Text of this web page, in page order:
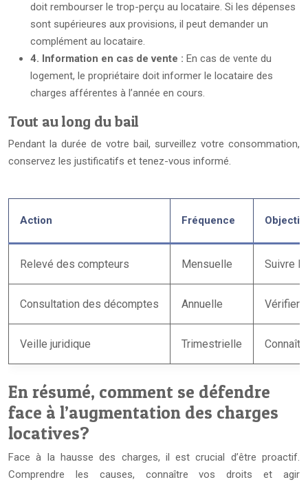
doit rembourser le trop-perçu au locataire. Si les dépenses
sont supérieures aux provisions, il peut demander un
complément au locataire.
4. Information en cas de vente : En cas de vente du
logement, le propriétaire doit informer le locataire des
charges afférentes à l’année en cours.
Tout au long du bail
Pendant la durée de votre bail, surveillez votre consommation,
conservez les justificatifs et tenez-vous informé.
Action Fréquence Objectif
Relevé des compteurs Mensuelle Suivre
Consultation des décomptes Annuelle Vérifier
Veille juridique Trimestrielle
En résumé, comment se défendre
face à l’augmentation des charges
locatives?
Face à la hausse des charges, il est crucial d’être proactif.
Comprendre les causes, connaître vos droits et agir